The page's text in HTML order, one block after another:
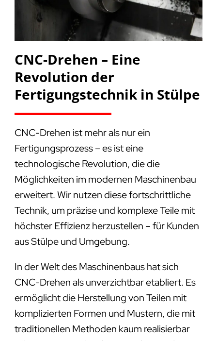
CNC-Drehen – Eine
Revolution der
Fertigungstechnik in Stülpe
CNC-Drehen ist mehr als nur ein
Fertigungsprozess – es ist eine
technologische Revolution, die die
Möglichkeiten im modernen Maschinenbau
erweitert. Wir nutzen diese fortschrittliche
Technik, um präzise und komplexe Teile mit
höchster Effizienz herzustellen – für Kunden
aus Stülpe und Umgebung.
In der Welt des Maschinenbaus hat sich
CNC-Drehen als unverzichtbar etabliert. Es
ermöglicht die Herstellung von Teilen mit
komplizierten Formen und Mustern, die mit
traditionellen Methoden kaum realisierbar